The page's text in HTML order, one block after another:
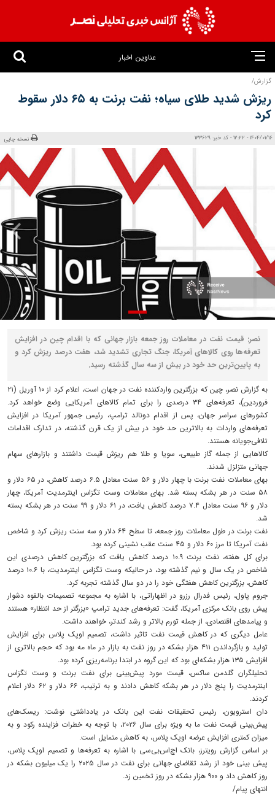
عناوین اخبار
گزارش/
ریزش شدید طلای سیاه؛ نفت برنت به ۶۵ دلار سقوط
کرد
1404/01/16 - 12:22 - کد خبر: 133629 نسخه چاپی
نصر: قیمت نفت در معاملات روز جمعه بازار جهانی که با اقدام چین در افزایش
تعرفه‌ها روی کالاهای آمریکا، جنگ تجاری تشدید شد، هفت درصد ریزش کرد و
به پایین‌ترین حد خود در بیش از سه سال گذشته رسید.
به گزارش نصر، چین که بزرگترین واردکننده نفت در جهان است، اعلام کرد از ۱۰ آوریل (۲۱
فروردین)، تعرفه‌های ۳۴ درصدی را برای تمام کالاهای آمریکایی وضع خواهد کرد.
کشورهای سراسر جهان، پس از اقدام دونالد ترامپ، رئیس جمهور آمریکا در افزایش
تعرفه‌های واردات به بالاترین حد خود در بیش از یک قرن گذشته، در تدارک اقدامات
تلافی‌جویانه هستند.
کالاهایی از جمله گاز طبیعی، سویا و طلا هم ریزش قیمت داشتند و بازارهای سهام
جهانی متزلزل شدند.
بهای معاملات نفت برنت با چهار دلار و ۵۶ سنت معادل ۶.۵ درصد کاهش، در ۶۵ دلار و
۵۸ سنت در هر بشکه بسته شد. بهای معاملات وست تگزاس اینترمدیت آمریکا، چهار
دلار و ۹۶ سنت معادل ۷.۴ درصد کاهش یافت، در ۶۱ دلار و ۹۹ سنت در هر بشکه بسته
شد.
نفت برنت در طول معاملات روز جمعه، تا سطح ۶۴ دلار و سه سنت ریزش کرد و شاخص
نفت آمریکا تا مرز ۶۰ دلار و ۴۵ سنت عقب نشینی کرده بود.
برای کل هفته، نفت برنت ۱۰.۹ درصد کاهش یافت که بزرگترین کاهش درصدی این
شاخص در یک سال و نیم گذشته بود، در حالیکه وست تگزاس اینترمدیت، با ۱۰.۶ درصد
کاهش، بزرگترین کاهش هفتگی خود را در دو سال گذشته تجربه کرد.
جروم پاول، رئیس فدرال رزرو در اظهاراتی، با اشاره به مجموعه تصمیمات بالقوه دشوار
پیش روی بانک مرکزی آمریکا، گفت: تعرفه‌های جدید ترامپ «بزرگتر از حد انتظار» هستند
و پیامدهای اقتصادی، از جمله تورم بالاتر و رشد کندتر، خواهند داشت.
عامل دیگری که در کاهش قیمت نفت تاثیر داشت، تصمیم اوپک پلاس برای افزایش
تولید و بازگرداندن ۴۱۱ هزار بشکه در روز نفت به بازار در ماه مه بود که حجم بالاتری از
افزایش ۱۳۵ هزار بشکه‌ای بود که این گروه در ابتدا برنامه‌ریزی کرده بود.
تحلیلگران گلدمن ساکس، قیمت مورد پیش‌بینی برای نفت برنت و وست تگزاس
اینترمدیت را پنج دلار در هر بشکه کاهش دادند و به ترتیب، ۶۶ دلار و ۶۲ دلار اعلام
کردند.
دان استرویون، رئیس تحقیقات نفت این بانک در یادداشتی نوشت: ریسک‌های
پیش‌بینی قیمت نفت ما به ویژه برای سال ۲۰۲۶، با توجه به خطرات فزاینده رکود و به
میزان کمتری افزایش عرضه اوپک پلاس، به کاهش متمایل است.
بر اساس گزارش رویترز، بانک اچ‌اس‌بی‌سی با اشاره به تعرفه‌ها و تصمیم اوپک پلاس،
پیش بینی خود از رشد تقاضای جهانی برای نفت در سال ۲۰۲۵ را یک میلیون بشکه در
روز کاهش داد و ۹۰۰ هزار بشکه در روز تخمین زد.
انتهای پیام/